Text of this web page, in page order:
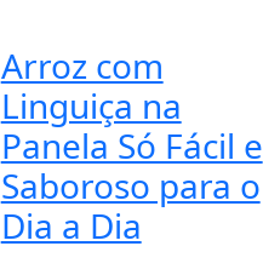
Arroz com
Linguiça na
Panela Só Fácil e
Saboroso para o
Dia a Dia